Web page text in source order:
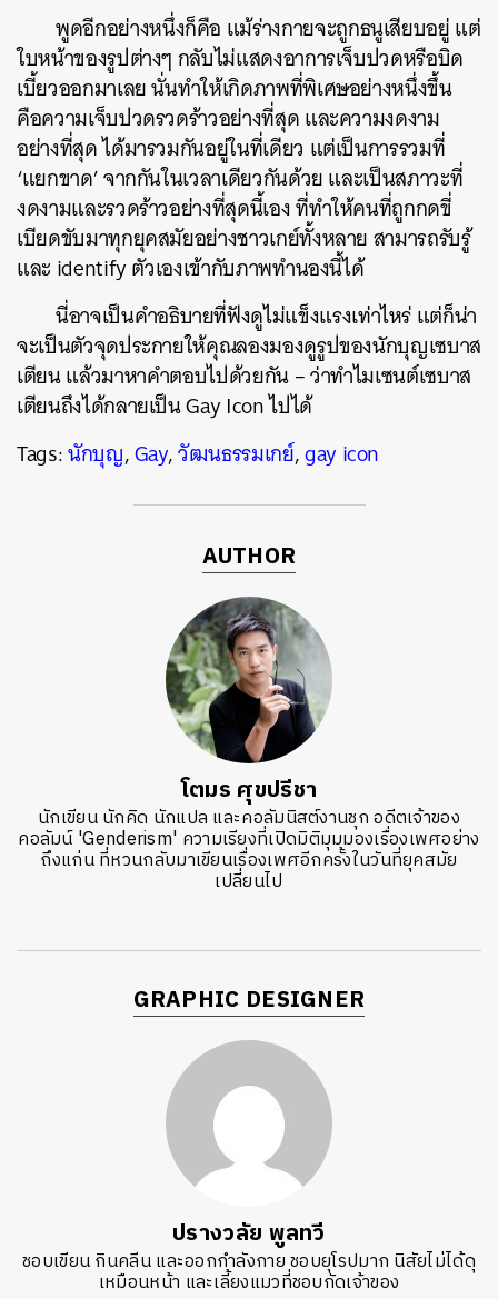
พูดอีกอย่างหนึ่งก็คือ แม้ร่างกายจะถูกธนูเสียบอยู่ แต่
ใบหน้าของรูปต่างๆ กลับไม่แสดงอาการเจ็บปวดหรือบิด
เบี้ยวออกมาเลย นั่นทำให้เกิดภาพที่พิเศษอย่างหนึ่งขึ้น
คือความเจ็บปวดรวดร้าวอย่างที่สุด และความงดงาม
อย่างที่สุด ได้มารวมกันอยู่ในที่เดียว แต่เป็นการรวมที่
‘แยกขาด’ จากกันในเวลาเดียวกันด้วย และเป็นสภาวะที่
งดงามและรวดร้าวอย่างที่สุดนี้เอง ที่ทำให้คนที่ถูกกดขี่
เบียดขับมาทุกยุคสมัยอย่างชาวเกย์ทั้งหลาย สามารถรับรู้
และ identify ตัวเองเข้ากับภาพทำนองนี้ได้
นี่อาจเป็นคำอธิบายที่ฟังดูไม่แข็งแรงเท่าไหร่ แต่ก็น่า
จะเป็นตัวจุดประกายให้คุณลองมองดูรูปของนักบุญเซบาส
เตียน แล้วมาหาคำตอบไปด้วยกัน – ว่าทำไมเซนต์เซบาส
เตียนถึงได้กลายเป็น Gay Icon ไปได้
Tags:นักบุญ,Gay,วัฒนธรรมเกย์,gay icon
AUTHOR
โตมร ศุขปรีชา
นักเขียน นักคิด นักแปล และคอลัมนิสต์งานชุก อดีตเจ้าของ
คอลัมน์ 'Genderism' ความเรียงที่เปิดมิติมุมมองเรื่องเพศอย่าง
ถึงแก่น ที่หวนกลับมาเขียนเรื่องเพศอีกครั้งในวันที่ยุคสมัย
เปลี่ยนไป
GRAPHIC DESIGNER
ปรางวลัย พูลทวี
ชอบเขียน กินคลีน และออกกำลังกาย ชอบยุโรปมาก นิสัยไม่ได้ดุ
เหมือนหน้า และเลี้ยงแมวที่ชอบกัดเจ้าของ